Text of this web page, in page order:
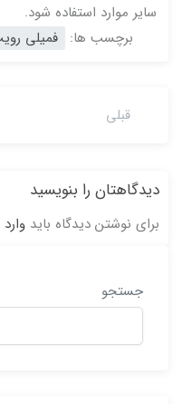
سایر موارد استفاده شود.
برچسب ها: فمیلی
قبلی
دیدگاهتان را بنویسید
برای نوشتن دیدگاه باید
جستجو